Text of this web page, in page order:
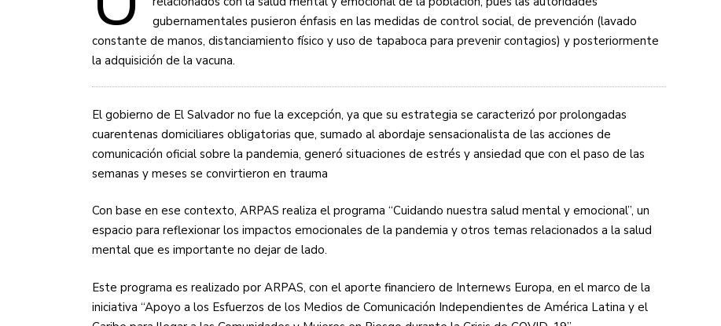
gubernamentales pusieron énfasis en las medidas de control social, de prevención (lavado
constante de manos, distanciamiento físico y uso de tapaboca para prevenir contagios) y posteriormente
la adquisición de la vacuna.
El gobierno de El Salvador no fue la excepción, ya que su estrategia se caracterizó por prolongadas
cuarentenas domiciliares obligatorias que, sumado al abordaje sensacionalista de las acciones de
comunicación oficial sobre la pandemia, generó situaciones de estrés y ansiedad que con el paso de las
semanas y meses se convirtieron en trauma
Con base en ese contexto, ARPAS realiza el programa “Cuidando nuestra salud mental y emocional”, un
espacio para reflexionar los impactos emocionales de la pandemia y otros temas relacionados a la salud
mental que es importante no dejar de lado.
Este programa es realizado por ARPAS, con el aporte financiero de Internews Europa, en el marco de la
iniciativa “Apoyo a los Esfuerzos de los Medios de Comunicación Independientes de América Latina y el